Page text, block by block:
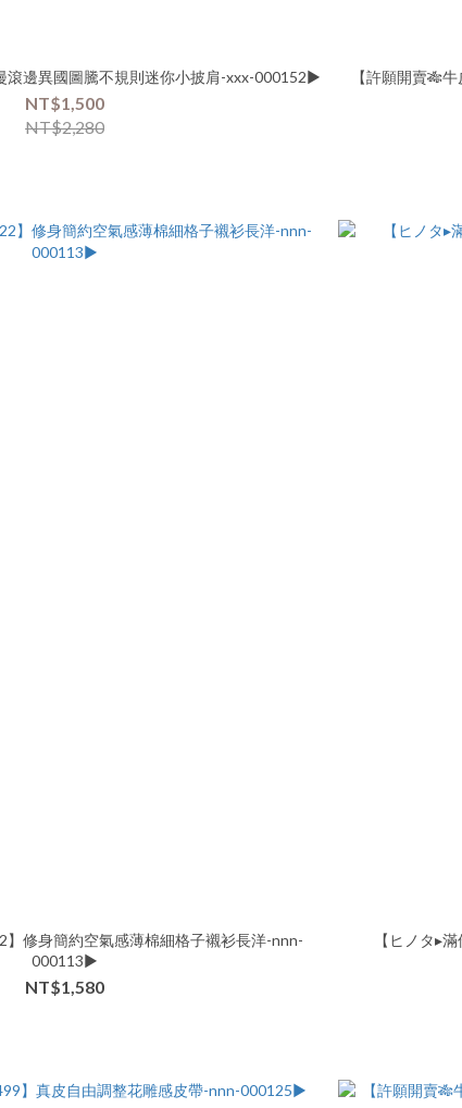
滾邊異國圖騰不規則迷你小披肩-xxx-000152▶
NT$1,500
NT$2,280
【許願開賣🎋
】修身簡約空氣感薄棉細格子襯衫長洋-nnn-
000113▶
NT$1,580
【ヒノタ▸